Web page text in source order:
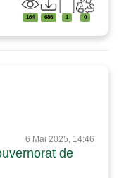
164 686 1 0
6 Mai 2025, 14:46
de